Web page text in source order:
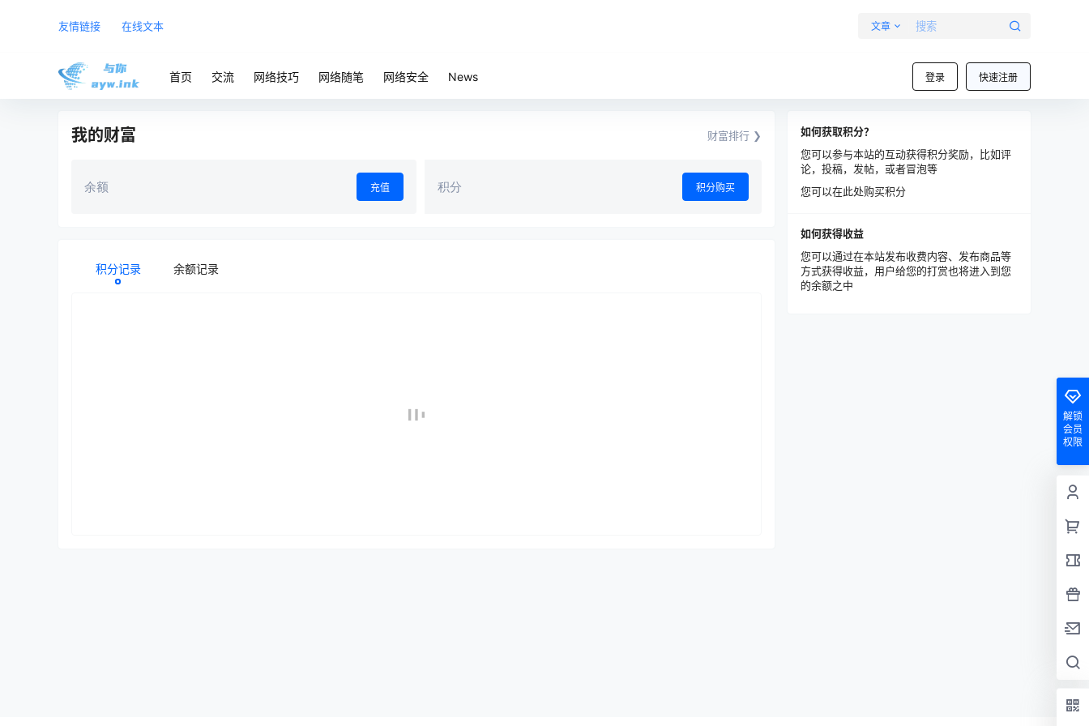
友情链接 在线文本 文章
登录 快速注册
首页 交流 网络技巧 网络随笔 网络安全 News
我的财富 财富排行 ❯
余额 充值 积分 积分购买
积分记录 余额记录
如何获取积分？
您可以参与本站的互动获得积分奖励，比如评
论，投稿，发帖，或者冒泡等
您可以在此处购买积分
如何获得收益
您可以通过在本站发布收费内容、发布商品等
方式获得收益，用户给您的打赏也将进入到您
的余额之中
解锁
会员
权限